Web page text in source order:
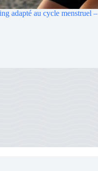
adapté au cycle menstruel –